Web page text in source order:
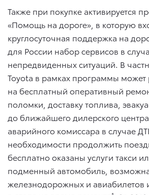
Также при покупке активируется
«Помощь на дороге», в которую
круглосуточная поддержка на
для России набор сервисов в
непредвиденных ситуаций. В
Toyota в рамках программы может
на бесплатный оперативный
поломки, доставку топлива,
до ближайшего дилерского центра
аварийного комиссара в случае
необходимости продолжить
бесплатно оказаны услуги такси
подменный автомобиль,
железнодорожных и авиабилетов